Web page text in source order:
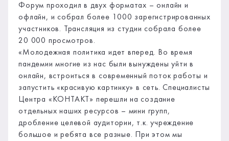
Форум проходил в двух форматах – онлайн и
офлайн, и собрал более 1000 зарегистрированных
участников. Трансляция из студии собрала более
20 000 просмотров.
«Молодежная политика идет вперед. Во время
пандемии многие из нас были вынуждены уйти в
онлайн, встроиться в современный поток работы и
запустить «красивую картинку» в сеть. Специалисты
Центра «КОНТАКТ» перешли на создание
отдельных наших ресурсов – мини групп,
дробление целевой аудитории, т.к. учреждение
большое и ребята все разные. При этом мы